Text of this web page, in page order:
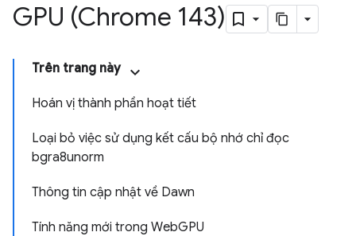
GPU (Chrome 143)
Trên trang này
Hoán vị thành phần hoạt tiết
Loại bỏ việc sử dụng kết cấu bộ nhớ chỉ đọc
bgra8unorm
Thông tin cập nhật về Dawn
Tính năng mới trong WebGPU